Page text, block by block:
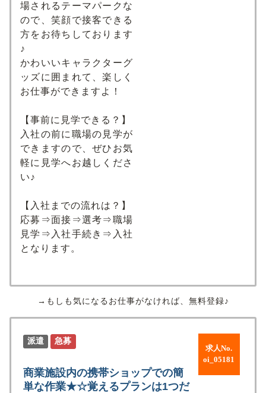
場されるテーマパークな
ので、笑顔で接客できる
方をお待ちしております
♪
かわいいキャラクターグ
ッズに囲まれて、楽しく
お仕事ができますよ！
【事前に見学できる？】
入社の前に職場の見学が
できますので、ぜひお気
軽に見学へお越しくださ
い♪
【入社までの流れは？】
応募⇒面接⇒選考⇒職場
見学⇒入社手続き⇒入社
となります。
→もしも気になるお仕事がなければ、無料登録♪
求人No.
oi_05181
派遣 急募
商業施設内の携帯ショップでの簡
単な作業★☆覚えるプランは1つだ